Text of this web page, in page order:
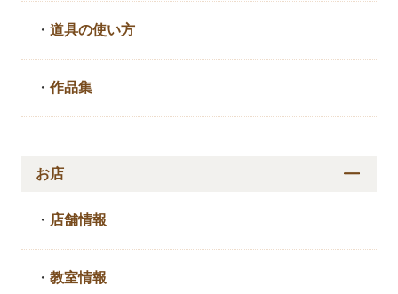
・道具の使い方
・作品集
お店
・ 店舗情報
・教室情報